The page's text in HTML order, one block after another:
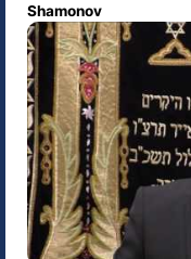
Shamonov